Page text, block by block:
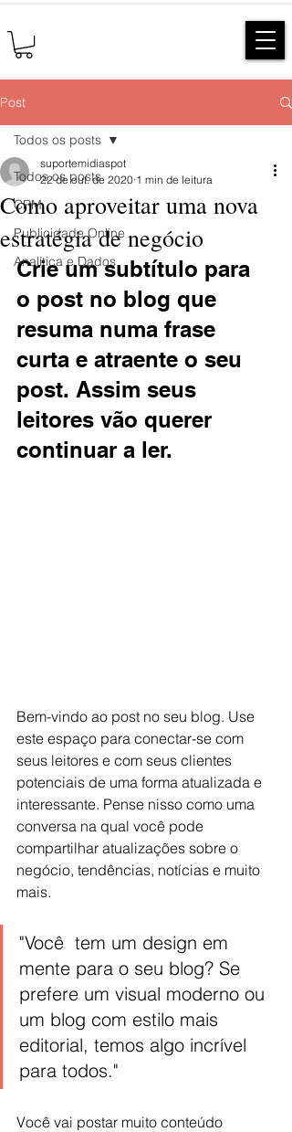
Post
Todos os posts
CRM
Publicidade Online
Analítica e Dados
Todos os posts
Como aproveitar uma nova
estratégia de negócio
suportemidiaspot
22 de out. de 2020 1 min de leitura
Crie um subtítulo para
o post no blog que
resuma numa frase
curta e atraente o seu
post. Assim seus
leitores vão querer
continuar a ler.
Bem-vindo ao post no seu blog. Use
este espaço para conectar-se com
seus leitores e com seus clientes
potenciais de uma forma atualizada e
interessante. Pense nisso como uma
conversa na qual você pode
compartilhar atualizações sobre o
negócio, tendências, notícias e muito
mais.
"Você  tem um design em
mente para o seu blog? Se
prefere um visual moderno ou
um blog com estilo mais
editorial, temos algo incrível
para todos."
Você vai postar muito conteúdo